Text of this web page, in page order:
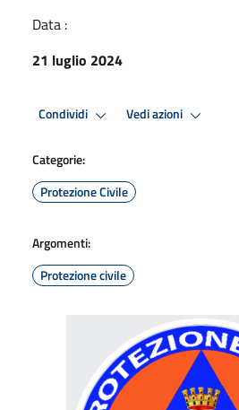
Data :
21 luglio 2024
Condividi Vedi azioni
Categorie:
Protezione Civile
Argomenti:
Protezione civile